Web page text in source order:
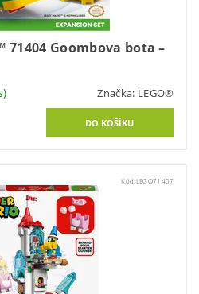
71404 Goombova bota –
Značka: LEGO®
Kód: LEGO71407